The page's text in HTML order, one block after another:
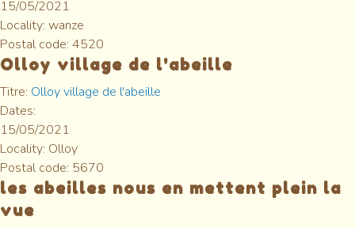
15/05/2021
Locality: wanze
Postal code: 4520
Olloy village de l'abeille
Titre: Olloy village de l'abeille
Dates:
15/05/2021
Locality: Olloy
Postal code: 5670
les abeilles nous en mettent plein la
vue